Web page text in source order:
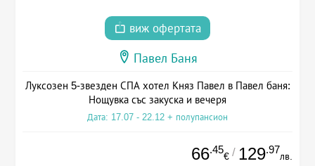
виж офертата
Павел Баня
Луксозен 5-звезден СПА хотел Княз Павел в Павел баня:
Нощувка със закуска и вечеря
Дата: 17.07 - 22.12 + полупансион
66.45
€ / 129.97
лв.